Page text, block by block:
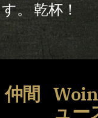
。 乾杯！
間
ュー